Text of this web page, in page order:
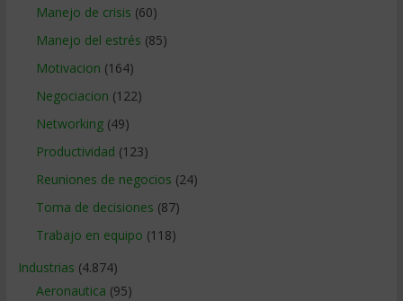
Manejo de crisis (60)
Manejo del estrés (85)
Motivacion (164)
Negociacion (122)
Networking(49)
Productividad (123)
Reuniones de negocios (24)
Toma de decisiones (87)
Trabajo en equipo (118)
Industrias (4.874)
Aeronautica (95)